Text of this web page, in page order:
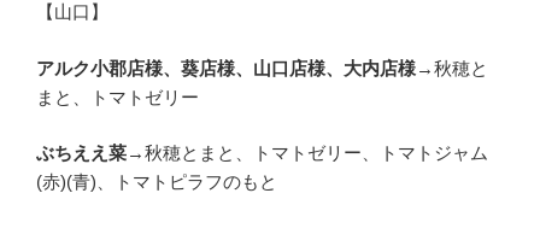
【山口】
アルク小郡店様、葵店様、山口店様、大内店様→秋穂と
まと、トマトゼリー
ぶちええ菜→秋穂とまと、トマトゼリー、トマトジャム
(赤)(青)、トマトピラフのもと